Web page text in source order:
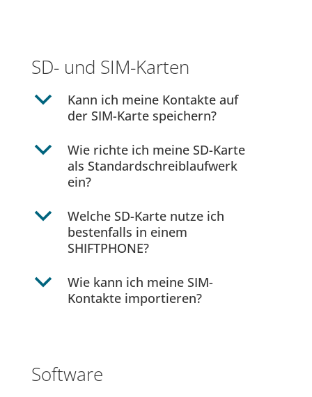
SD- und SIM-Karten
b
Kann ich meine Kontakte auf
der SIM-Karte speichern?
b
Wie richte ich meine SD-Karte
als Standardschreiblaufwerk
ein?
b
Welche SD-Karte nutze ich
bestenfalls in einem
SHIFTPHONE?
b
Wie kann ich meine SIM-
Kontakte importieren?
Software